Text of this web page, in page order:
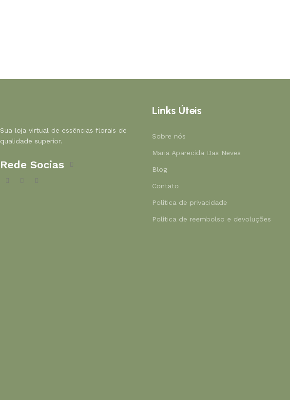
Sua loja virtual de essências florais de
qualidade superior.
Rede Socias
Links Úteis
Sobre nós
Maria Aparecida Das Neves
Blog
Contato
Política de privacidade
Política de reembolso e devoluções